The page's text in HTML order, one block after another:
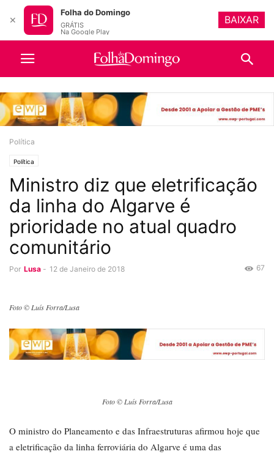
Política
Política
Ministro diz que eletrificação
da linha do Algarve é
prioridade no atual quadro
comunitário
Por Lusa - 12 de Janeiro de 2018 67
Foto © Luís Forra/Lusa
Foto © Luís Forra/Lusa
O ministro do Planeamento e das Infraestruturas afirmou hoje que
a eletrificação da linha ferroviária do Algarve é uma das
✕
Folha do Domingo
GRÁTIS
Na Google Play
BAIXAR